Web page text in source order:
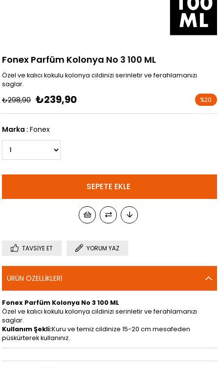
Fonex Parfüm Kolonya No 3 100 ML
Özel ve kalıcı kokulu kolonya cildinizi serinletir ve ferahlamanızı
saglar.
₺298,90 ₺239,90 %20
İndirim
Marka : Fonex
TAVSIYE ET YORUM YAZ
ÜRÜN ÖZELLIKLERI
Fonex Parfüm Kolonya No 3 100 ML
Özel ve kalıcı kokulu kolonya cildinizi serinletir ve ferahlamanızı
saglar.
Kullanım Şekli:Kuru ve temiz cildinize 15-20 cm mesafeden
püskürterek kullanınız.